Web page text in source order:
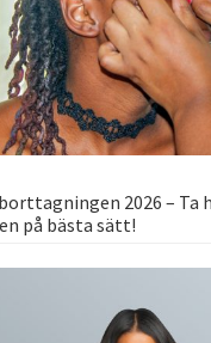
2026 – Ta
på bästa sätt!